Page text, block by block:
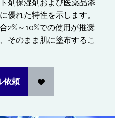
剤保湿剤および医薬品添
優れた特性を示します。
2%～10%での使用が推奨
そのまま肌に塗布するこ
依頼